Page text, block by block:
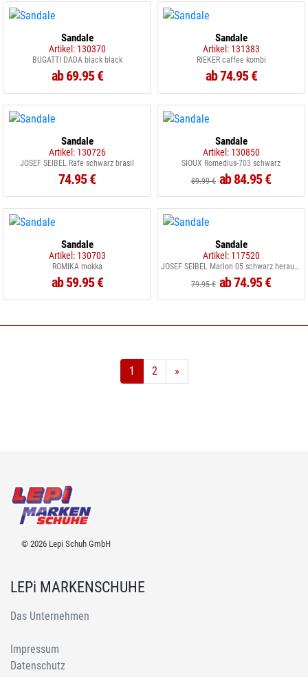
Sandale
Artikel: 130370
BUGATTI DADA black black
ab 69.95 €
Sandale
Artikel: 131383
RIEKER caffee kombi
ab 74.95 €
Sandale
Artikel: 130726
JOSEF SEIBEL Rafe schwarz brasil
74.95 €
Sandale
Artikel: 130850
SIOUX Romedius-703 schwarz
89.99 € ab 84.95 €
Sandale
Artikel: 130703
ROMIKA mokka
ab 59.95 €
Sandale
Artikel: 117520
JOSEF SEIBEL Marlon 05 schwarz herausn. Fußbett
79.95 € ab 74.95 €
1 2 »
© 2026 Lepi Schuh GmbH
LEPi MARKENSCHUHE
Das Unternehmen
Impressum
Datenschutz